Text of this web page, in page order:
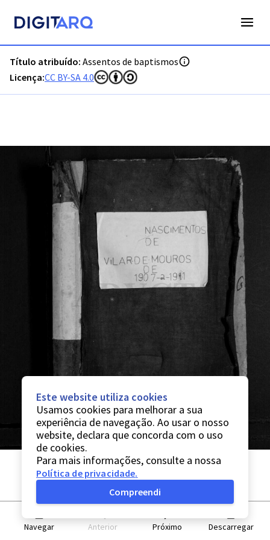
Título atribuído: Assentos de baptismos
Licença:CC BY-SA 4.0
Navegar Anterior Próximo Descarregar
Este website utiliza cookies
Usamos cookies para melhorar a sua
experiência de navegação. Ao usar o nosso
website, declara que concorda com o uso
de cookies.
Para mais informações, consulte a nossa
Política de privacidade.
Compreendi